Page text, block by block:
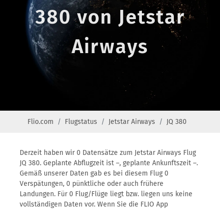
380 von Jetstar
Airways
Flio.com Flugstatus Jetstar Airways JQ 380
Derzeit haben wir 0 Datensätze zum Jetstar Airways Flug
JQ 380. Geplante Abflugzeit ist –, geplante Ankunftszeit –.
Gemäß unserer Daten gab es bei diesem Flug 0
Verspätungen, 0 pünktliche oder auch frühere
Landungen. Für 0 Flug/Flüge liegt bzw. liegen uns keine
vollständigen Daten vor. Wenn Sie die FLIO App